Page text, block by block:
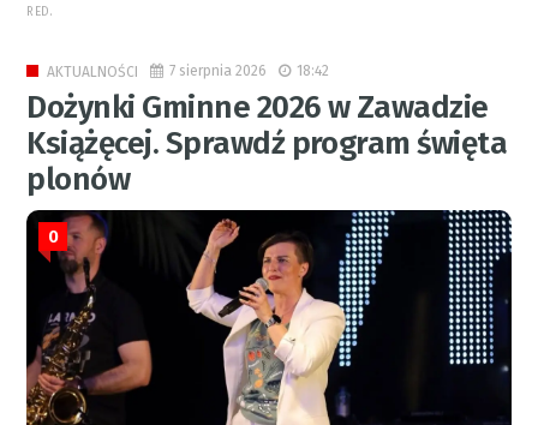
RED.
AKTUALNOŚCI 7 sierpnia 2026 18:42
Dożynki Gminne 2026 w Zawadzie
Książęcej. Sprawdź program święta
plonów
0